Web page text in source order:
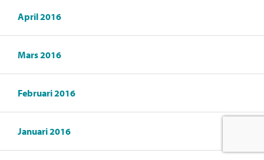
April 2016
Mars 2016
Februari 2016
Januari 2016